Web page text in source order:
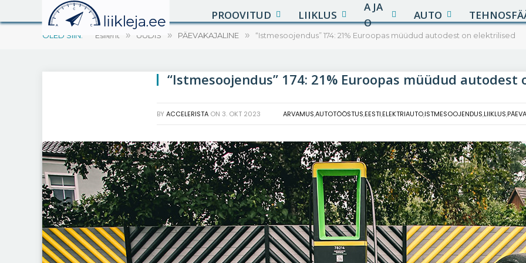
PROOVITUD LIIKLUS
A JA
O
AUTO
OLED SIIN: Esileht » UUDIS » PÄEVAKAJALINE » “Istmesoojendus” 174: 21% Euroopas müüdud autodest on elektrilised
“Istmesoojendus” 174: 21% Euroopas müüdud autodest
BY ACCELERISTA ON 3. OKT 2023 ARVAMUS,AUTOTÖÖSTUS,EESTI,ELEKTRIAUTO,ISTMESOOJENDUS,LIIKLUS,